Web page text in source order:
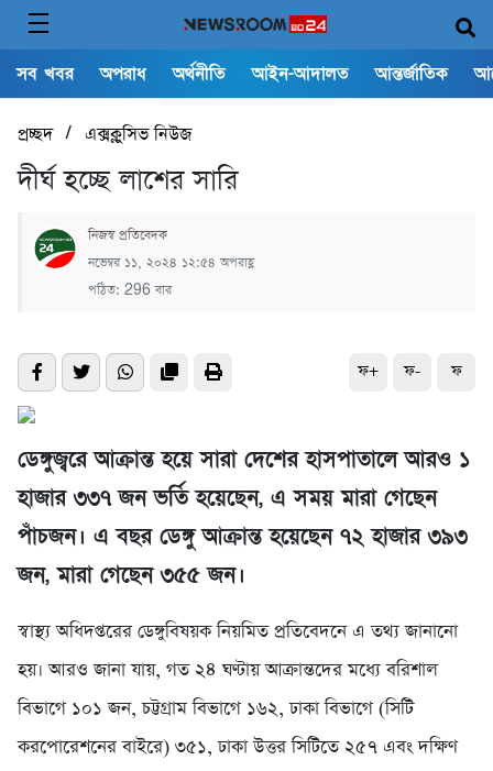
সব খবর অপরাধ অর্থনীতি আইন-আদালত আন্তর্জাতিক
প্রচ্ছদ/ এক্সক্লুসিভ নিউজ
দীর্ঘ হচ্ছে লাশের সারি
নিজস্ব প্রতিবেদক
নভেম্বর ১১, ২০২৪ ১২:৫৪ অপরাহ্ণ
পঠিত: 296 বার
ফ+ ফ- ফ
ডেঙ্গুজ্বরে আক্রান্ত হয়ে সারা দেশের হাসপাতালে আরও ১
হাজার ৩৩৭ জন ভর্তি হয়েছেন, এ সময় মারা গেছেন
পাঁচজন। এ বছর ডেঙ্গু আক্রান্ত হয়েছেন ৭২ হাজার ৩৯৩
জন, মারা গেছেন ৩৫৫ জন।
স্বাস্থ্য অধিদপ্তরের ডেঙ্গুবিষয়ক নিয়মিত প্রতিবেদনে এ তথ্য জানানো
হয়। আরও জানা যায়, গত ২৪ ঘণ্টায় আক্রান্তদের মধ্যে বরিশাল
বিভাগে ১০১ জন, চট্টগ্রাম বিভাগে ১৬২, ঢাকা বিভাগে (সিটি
করপোরেশনের বাইরে) ৩৫১, ঢাকা উত্তর সিটিতে ২৫৭ এবং দক্ষিণ